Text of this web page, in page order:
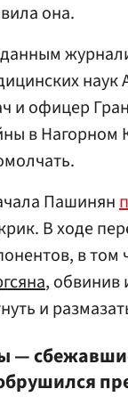
она.
наук
и офицер
в Нагорном
Пашинян
В ходе
в том
, обвинив
и
—